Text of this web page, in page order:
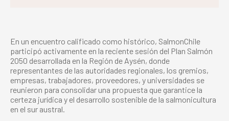
En un encuentro calificado como histórico, SalmonChile
participó activamente en la reciente sesión del Plan Salmón
2050 desarrollada en la Región de Aysén, donde
representantes de las autoridades regionales, los gremios,
empresas, trabajadores, proveedores, y universidades se
reunieron para consolidar una propuesta que garantice la
certeza jurídica y el desarrollo sostenible de la salmonicultura
en el sur austral.